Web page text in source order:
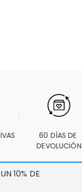
60 DÍAS DE
DEVOLUCIÓN
10% DE